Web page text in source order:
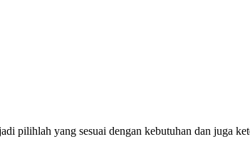
pilihlah yang sesuai dengan kebutuhan dan juga